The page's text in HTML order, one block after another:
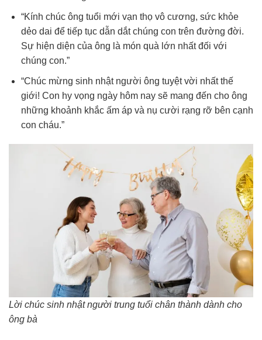
“Kính chúc ông tuổi mới vạn thọ vô cương, sức khỏe
dẻo dai để tiếp tục dẫn dắt chúng con trên đường đời.
Sự hiện diện của ông là món quà lớn nhất đối với
chúng con.”
“Chúc mừng sinh nhật người ông tuyệt vời nhất thế
giới! Con hy vọng ngày hôm nay sẽ mang đến cho ông
những khoảnh khắc ấm áp và nụ cười rạng rỡ bên cạnh
con cháu.”
Lời chúc sinh nhật người trung tuổi chân thành dành cho
ông bà